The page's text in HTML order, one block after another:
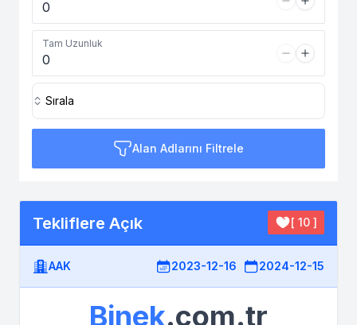
Tam Uzunluk
Sırala
Alan Adlarını Filtrele
Tekliflere Açık [ 10 ]
AAK 2023-12-16 2024-12-15
Binek.com.tr